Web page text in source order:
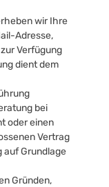
wir Ihre
Adresse,
Verfügung
dient dem
bei
oder einen
Vertrag
Grundlage
Gründen,